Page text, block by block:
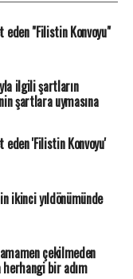
eden "Filistin Konvoyu"
ilgili şartların
şartlara uymasına
'Filistin Konvoyu'
ikinci yıldönümünde
çekilmeden
bir adım